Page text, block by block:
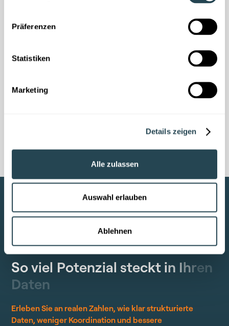
Präferenzen
Statistiken
Marketing
Details zeigen
Alle zulassen
Auswahl erlauben
Ablehnen
Messbare Mehrwerte
Soviel Potenzial steckt in Ihren
Daten
Erleben Sie an realen Zahlen, wie klar strukturierte
Daten, weniger Koordination und bessere